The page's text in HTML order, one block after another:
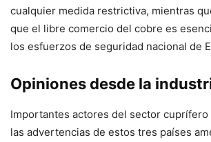
cualquier medida restrictiva, mientras
que el libre comercio del cobre es
los esfuerzos de seguridad nacional de
Opiniones desde la
Importantes actores del sector cuprífero
las advertencias de estos tres países